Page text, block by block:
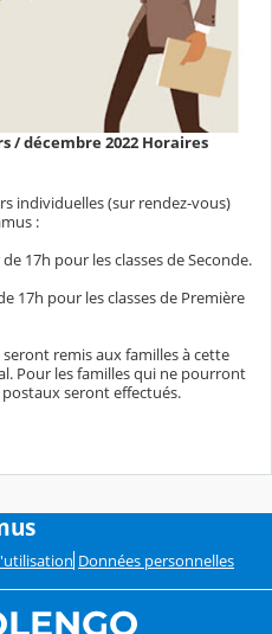
/ décembre 2022 Horaires
individuelles (sur rendez-vous)
:
pour les classes de Seconde.
pour les classes de Première
remis aux familles à cette
Pour les familles qui ne pourront
postaux seront effectués.
Données personnelles